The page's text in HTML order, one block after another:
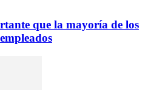
que la mayoría de los